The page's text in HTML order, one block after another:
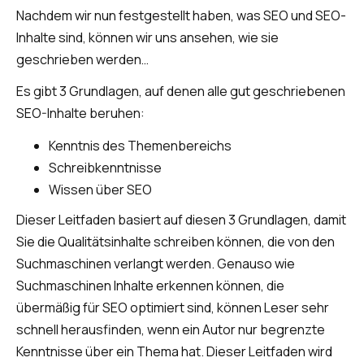
Nachdem wir nun festgestellt haben, was SEO und SEO-
Inhalte sind, können wir uns ansehen, wie sie
geschrieben werden…
Es gibt 3 Grundlagen, auf denen alle gut geschriebenen
SEO-Inhalte beruhen:
Kenntnis des Themenbereichs
Schreibkenntnisse
Wissen über SEO
Dieser Leitfaden basiert auf diesen 3 Grundlagen, damit
Sie die Qualitätsinhalte schreiben können, die von den
Suchmaschinen verlangt werden. Genauso wie
Suchmaschinen Inhalte erkennen können, die
übermäßig für SEO optimiert sind, können Leser sehr
schnell herausfinden, wenn ein Autor nur begrenzte
Kenntnisse über ein Thema hat. Dieser Leitfaden wird